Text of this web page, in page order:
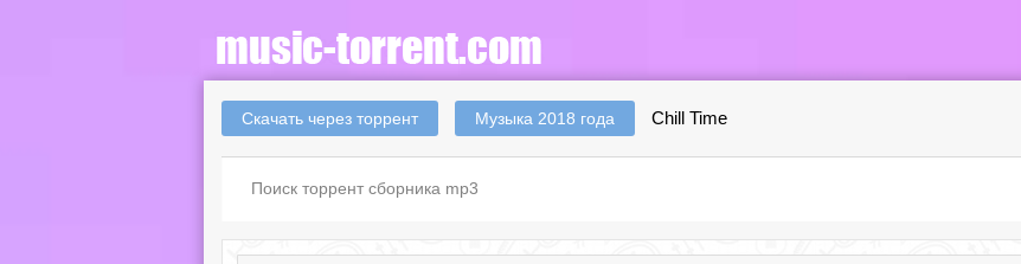
Скачать через торрент Музыка 2018 года Chill Time